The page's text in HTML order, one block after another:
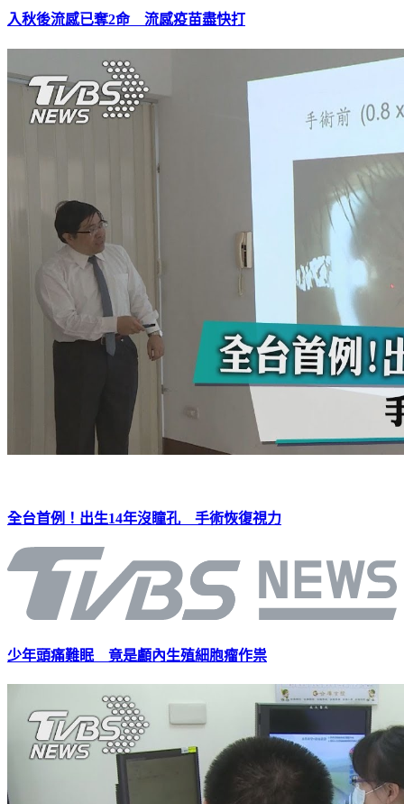
入秋後流感已奪2命 流感疫苗盡快打
全台首例！出生14年沒瞳孔 手術恢復視力
少年頭痛難眠 竟是顱內生殖細胞瘤作祟